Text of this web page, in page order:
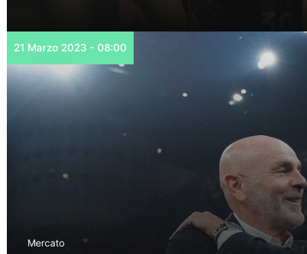
21 Marzo 2023 - 08:00
Mercato